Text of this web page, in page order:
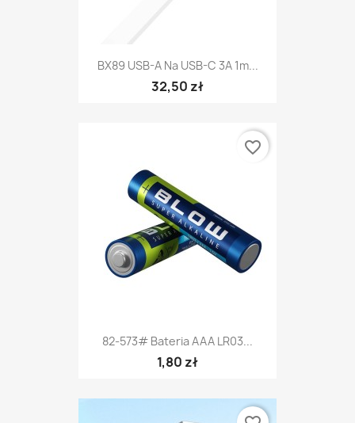
BX89 USB-A Na USB-C 3A 1m...
32,50 zł
82-573# Bateria AAA LR03...
1,80 zł
favorite_border